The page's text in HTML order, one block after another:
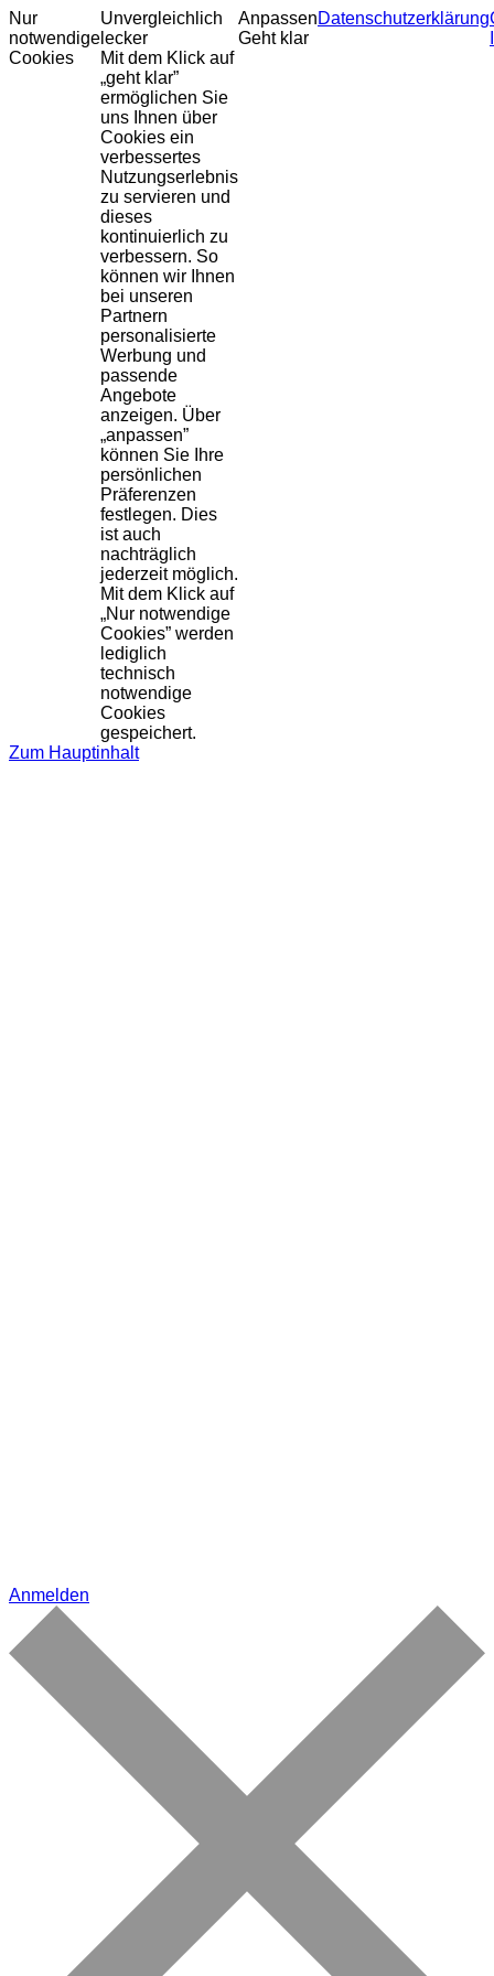
Nur
notwendige
Cookies
Unvergleichlich
lecker
Mit dem Klick auf
„geht klar”
ermöglichen Sie
uns Ihnen über
Cookies ein
verbessertes
Nutzungserlebnis
zu servieren und
dieses
kontinuierlich zu
verbessern. So
können wir Ihnen
bei unseren
Partnern
personalisierte
Werbung und
passende
Angebote
anzeigen. Über
„anpassen”
können Sie Ihre
persönlichen
Präferenzen
festlegen. Dies
ist auch
nachträglich
jederzeit möglich.
Mit dem Klick auf
„Nur notwendige
Cookies” werden
lediglich
technisch
notwendige
Cookies
gespeichert.
Anpassen
Geht klar
Datenschutzerklärung
Zum Hauptinhalt
Anmelden